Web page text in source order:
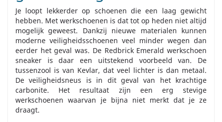
Je loopt lekkerder op schoenen die een laag gewicht
hebben. Met werkschoenen is dat tot op heden niet altijd
mogelijk geweest. Dankzij nieuwe materialen kunnen
moderne veiligheidsschoenen veel minder wegen dan
eerder het geval was. De Redbrick Emerald werkschoen
sneaker is daar een uitstekend voorbeeld van. De
tussenzool is van Kevlar, dat veel lichter is dan metaal.
De veiligheidsneus is in dit geval van het krachtige
carbonite. Het resultaat zijn een erg stevige
werkschoenen waarvan je bijna niet merkt dat je ze
draagt.